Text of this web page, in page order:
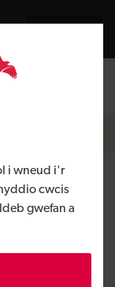
i wneud i'r
cwcis
gwefan a
gwell